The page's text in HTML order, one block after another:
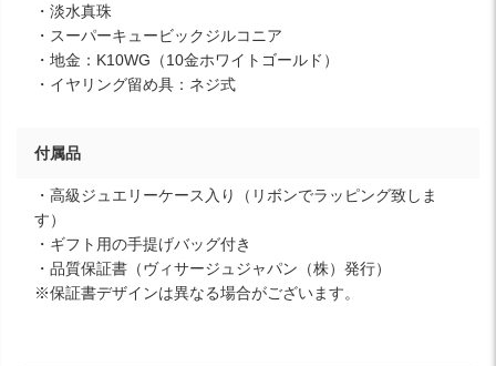
・淡水真珠
・スーパーキュービックジルコニア
・地金：K10WG（10金ホワイトゴールド）
・イヤリング留め具：ネジ式
付属品
・高級ジュエリーケース入り（リボンでラッピング致しま
す）
・ギフト用の手提げバッグ付き
・品質保証書（ヴィサージュジャパン（株）発行）
※保証書デザインは異なる場合がございます。